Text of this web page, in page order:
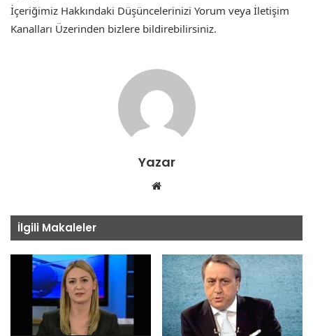
İçeriğimiz Hakkındaki Düşüncelerinizi Yorum veya İletişim
Kanalları Üzerinden bizlere bildirebilirsiniz.
Yazar
Web
İlgili Makaleler